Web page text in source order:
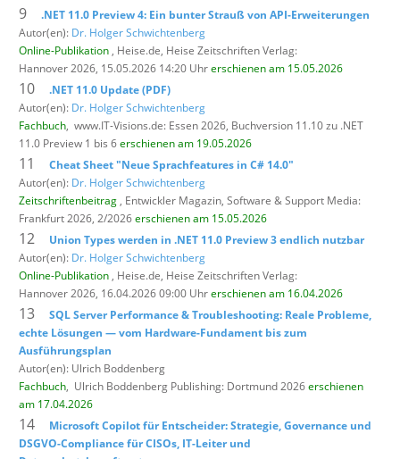
9
.NET 11.0 Preview 4: Ein bunter Strauß von API-Erweiterungen
Autor(en): Dr. Holger Schwichtenberg
Online-Publikation , Heise.de, Heise Zeitschriften Verlag:
Hannover 2026, 15.05.2026 14:20 Uhrerschienen am 15.05.2026
10
.NET 11.0 Update (PDF)
Autor(en): Dr. Holger Schwichtenberg
Fachbuch, www.IT-Visions.de: Essen 2026, Buchversion 11.10 zu .NET
11.0 Preview 1 bis 6erschienen am 19.05.2026
11
Cheat Sheet "Neue Sprachfeatures in C# 14.0"
Autor(en): Dr. Holger Schwichtenberg
Zeitschriftenbeitrag , Entwickler Magazin, Software & Support Media:
Frankfurt 2026, 2/2026erschienen am 15.05.2026
12
Union Types werden in .NET 11.0 Preview 3 endlich nutzbar
Autor(en): Dr. Holger Schwichtenberg
Online-Publikation , Heise.de, Heise Zeitschriften Verlag:
Hannover 2026, 16.04.2026 09:00 Uhrerschienen am 16.04.2026
13
SQL Server Performance & Troubleshooting: Reale Probleme,
echte Lösungen — vom Hardware-Fundament bis zum
Ausführungsplan
Autor(en): Ulrich Boddenberg
Fachbuch, Ulrich Boddenberg Publishing: Dortmund 2026erschienen
am 17.04.2026
14
Microsoft Copilot für Entscheider: Strategie, Governance und
DSGVO-Compliance für CISOs, IT-Leiter und